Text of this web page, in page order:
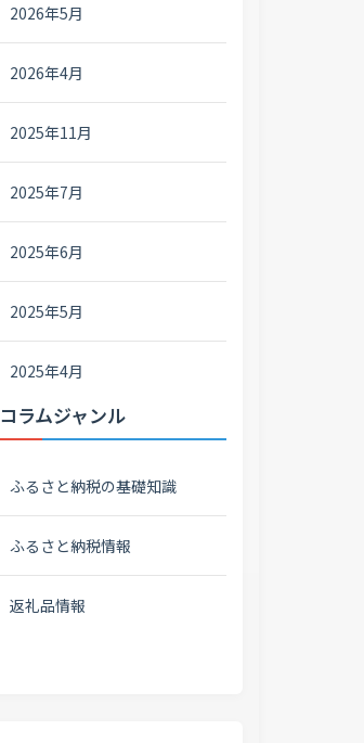
2026年5月
2026年4月
2025年11月
2025年7月
2025年6月
2025年5月
2025年4月
コラムジャンル
ふるさと納税の基礎知識
ふるさと納税情報
返礼品情報